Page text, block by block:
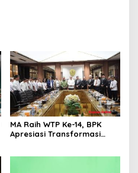
MA Raih WTP Ke-14, BPK
Apresiasi Transformasi